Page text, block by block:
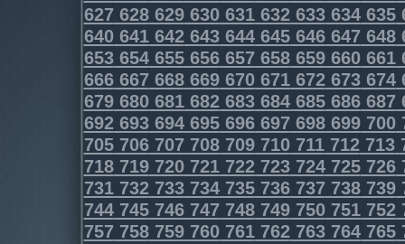
627628629630631632633634635
640641642643644645646647648
653654655656657658659660661
666667668669670671672673674
679680681682683684685686687
692693694695696697698699700
705706707708709710711712713
718719720721722723724725726
731732733734735736737738739
744745746747748749750751752
757758759760761762763764765